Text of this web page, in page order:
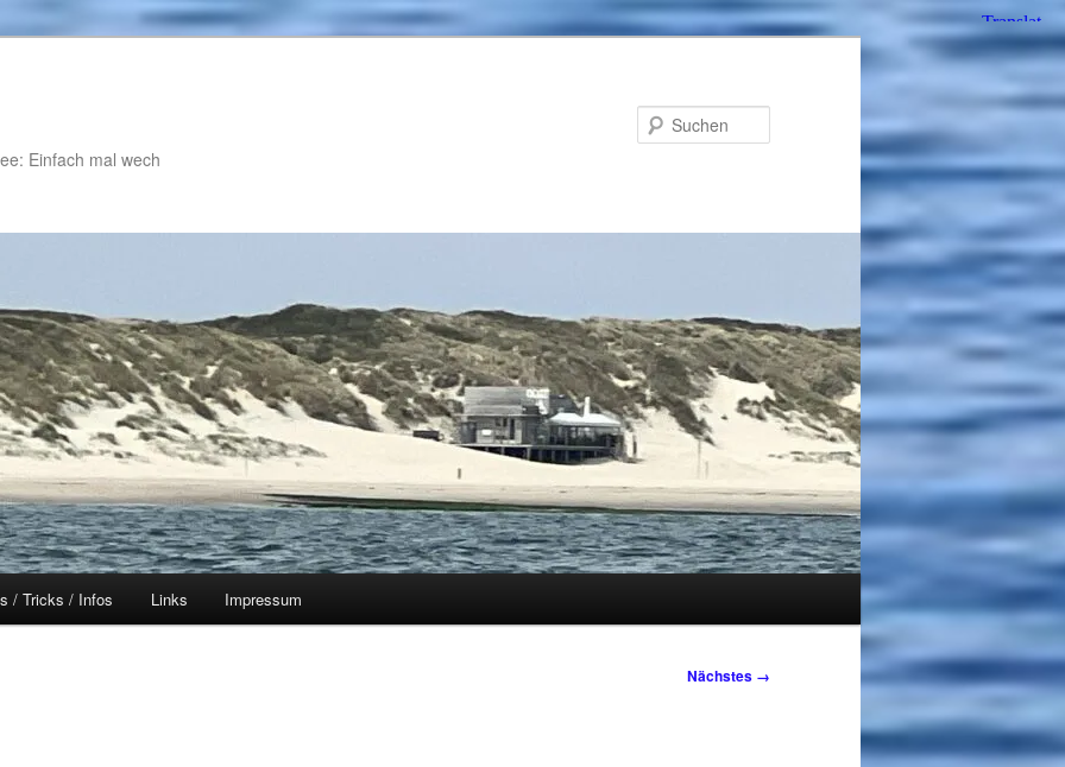
Einfach mal wech
/ Tricks / Infos Links Impressum
Nächstes →